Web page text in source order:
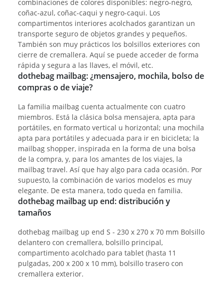
combinaciones de colores disponibles: negro-negro,
coñac-azul, coñac-caqui y negro-caqui. Los
compartimentos interiores acolchados garantizan un
transporte seguro de objetos grandes y pequeños.
También son muy prácticos los bolsillos exteriores con
cierre de cremallera. Aquí se puede acceder de forma
rápida y segura a las llaves, el móvil, etc.
dothebag mailbag: ¿mensajero, mochila, bolso de
compras o de viaje?
La familia mailbag cuenta actualmente con cuatro
miembros. Está la clásica bolsa mensajera, apta para
portátiles, en formato vertical u horizontal; una mochila
apta para portátiles y adecuada para ir en bicicleta; la
mailbag shopper, inspirada en la forma de una bolsa
de la compra, y, para los amantes de los viajes, la
mailbag travel. Así que hay algo para cada ocasión. Por
supuesto, la combinación de varios modelos es muy
elegante. De esta manera, todo queda en familia.
dothebag mailbag up end: distribución y
tamaños
dothebag mailbag up end S - 230 x 270 x 70 mm Bolsillo
delantero con cremallera, bolsillo principal,
compartimento acolchado para tablet (hasta 11
pulgadas, 200 x 200 x 10 mm), bolsillo trasero con
cremallera exterior.